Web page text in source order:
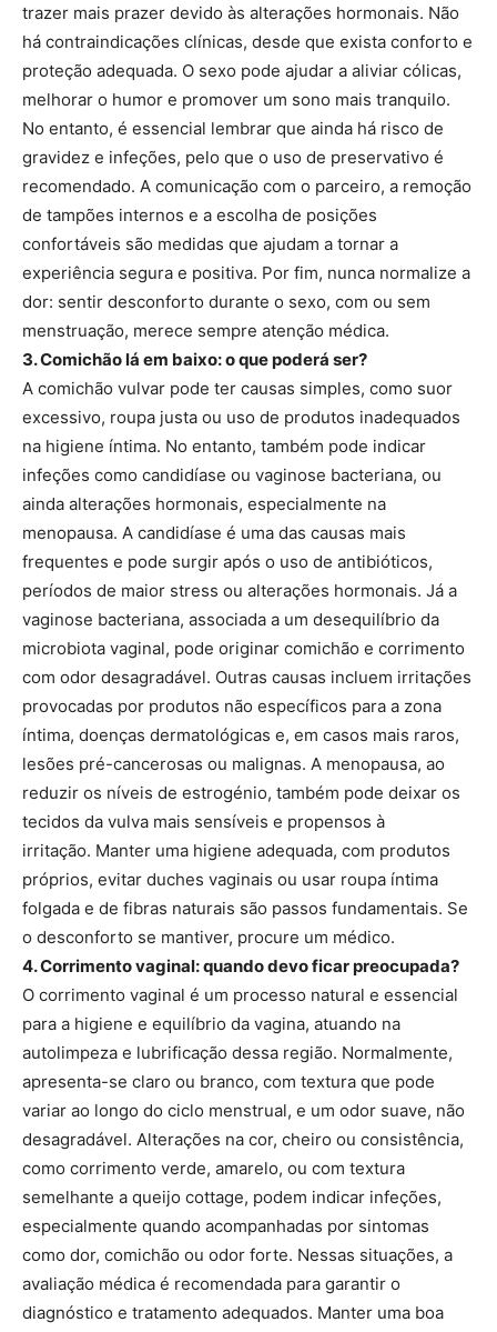
trazer mais prazer devido às alterações hormonais. Não
há contraindicações clínicas, desde que exista conforto e
proteção adequada. O sexo pode ajudar a aliviar cólicas,
melhorar o humor e promover um sono mais tranquilo.
No entanto, é essencial lembrar que ainda há risco de
gravidez e infeções, pelo que o uso de preservativo é
recomendado. A comunicação com o parceiro, a remoção
de tampões internos e a escolha de posições
confortáveis são medidas que ajudam a tornar a
experiência segura e positiva. Por fim, nunca normalize a
dor: sentir desconforto durante o sexo, com ou sem
menstruação, merece sempre atenção médica.
3. Comichão lá em baixo: o que poderá ser?
A comichão vulvar pode ter causas simples, como suor
excessivo, roupa justa ou uso de produtos inadequados
na higiene íntima. No entanto, também pode indicar
infeções como candidíase ou vaginose bacteriana, ou
ainda alterações hormonais, especialmente na
menopausa. A candidíase é uma das causas mais
frequentes e pode surgir após o uso de antibióticos,
períodos de maior stress ou alterações hormonais. Já a
vaginose bacteriana, associada a um desequilíbrio da
microbiota vaginal, pode originar comichão e corrimento
com odor desagradável. Outras causas incluem irritações
provocadas por produtos não específicos para a zona
íntima, doenças dermatológicas e, em casos mais raros,
lesões pré-cancerosas ou malignas. A menopausa, ao
reduzir os níveis de estrogénio, também pode deixar os
tecidos da vulva mais sensíveis e propensos à
irritação. Manter uma higiene adequada, com produtos
próprios, evitar duches vaginais ou usar roupa íntima
folgada e de fibras naturais são passos fundamentais. Se
o desconforto se mantiver, procure um médico.
4. Corrimento vaginal: quando devo ficar preocupada?
O corrimento vaginal é um processo natural e essencial
para a higiene e equilíbrio da vagina, atuando na
autolimpeza e lubrificação dessa região. Normalmente,
apresenta-se claro ou branco, com textura que pode
variar ao longo do ciclo menstrual, e um odor suave, não
desagradável. Alterações na cor, cheiro ou consistência,
como corrimento verde, amarelo, ou com textura
semelhante a queijo cottage, podem indicar infeções,
especialmente quando acompanhadas por sintomas
como dor, comichão ou odor forte. Nessas situações, a
avaliação médica é recomendada para garantir o
diagnóstico e tratamento adequados. Manter uma boa